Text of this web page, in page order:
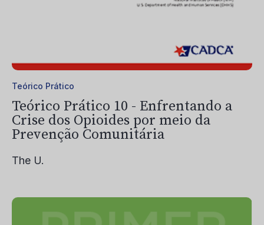
Teórico Prático
Teórico Prático 10 - Enfrentando a
Crise dos Opioides por meio da
Prevenção Comunitária
The U.